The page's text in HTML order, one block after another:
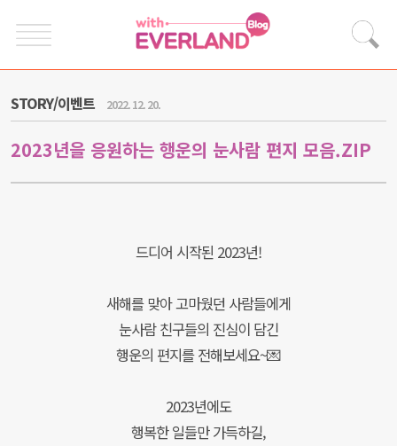
STORY/이벤트 2022. 12. 20.
2023년을 응원하는 행운의 눈사람 편지 모음.ZIP
드디어 시작된 2023년!
새해를 맞아 고마웠던 사람들에게
눈사람 친구들의 진심이 담긴
행운의 편지를 전해보세요~💌
2023년에도
행복한 일들만 가득하길,